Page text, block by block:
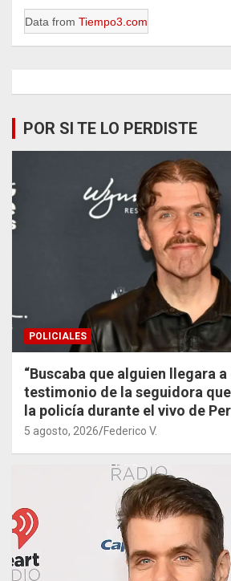
Data from Tiempo3.com
POR SI TE LO PERDISTE
POLICIALES
“Buscaba que alguien llegara a
testimonio de la seguidora
la policía durante el vivo de
5 agosto, 2026 Federico V.